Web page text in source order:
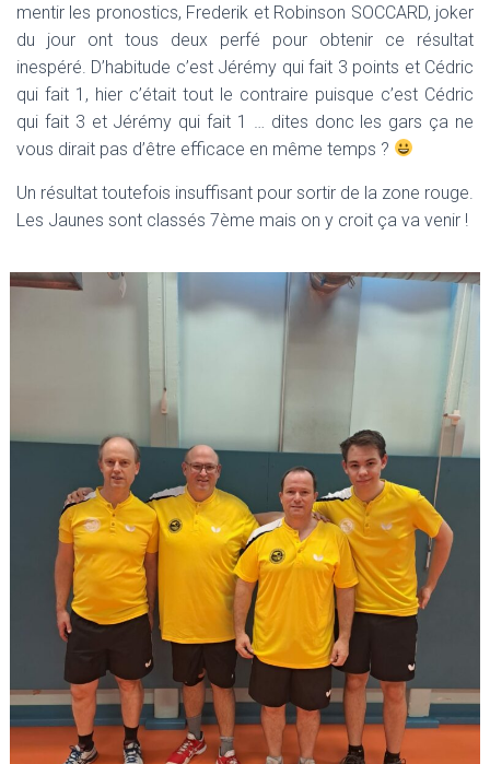
mentir les pronostics, Frederik et Robinson SOCCARD, joker
du jour ont tous deux perfé pour obtenir ce résultat
inespéré. D’habitude c’est Jérémy qui fait 3 points et Cédric
qui fait 1, hier c’était tout le contraire puisque c’est Cédric
qui fait 3 et Jérémy qui fait 1 … dites donc les gars ça ne
vous dirait pas d’être efficace en même temps ?
Un résultat toutefois insuffisant pour sortir de la zone rouge.
Les Jaunes sont classés 7ème mais on y croit ça va venir !